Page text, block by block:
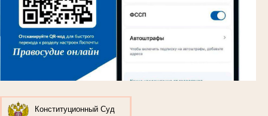
Конституционный Суд